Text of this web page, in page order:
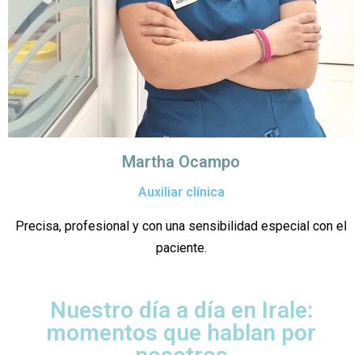
Martha Ocampo
Auxiliar clínica
Precisa, profesional y con una sensibilidad especial con el
paciente.
Nuestro día a día en Irale:
momentos que hablan por